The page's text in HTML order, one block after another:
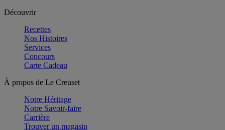
Découvrir
Recettes
Nos Histoires
Services
Concours
Carte Cadeau
À propos de Le Creuset
Notre Héritage
Notre Savoir-faire
Carrière
Trouver un magasin